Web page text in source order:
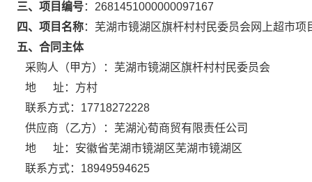
三、项目编号： 2681451000000097167
四、项目名称： 芜湖市镜湖区旗杆村村民委员会网上超市项
五、合同主体
采购人（甲方）： 芜湖市镜湖区旗杆村村民委员会
地 址： 方村
联系方式： 17718272228
供应商（乙方）： 芜湖沁荀商贸有限责任公司
地 址： 安徽省芜湖市镜湖区芜湖市镜湖区
联系方式： 18949594625